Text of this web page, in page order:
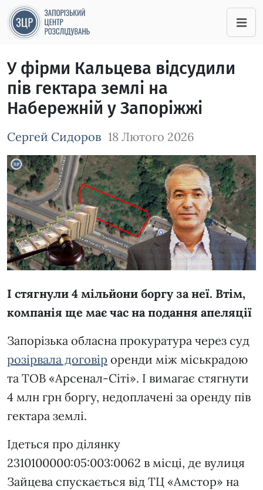
У фірми Кальцева відсудили
пів гектара землі на
Набережній у Запоріжжі
Сергей Сидоров 18 Лютого 2026
Зображення завантажується
І стягнули 4 мільйони боргу за неї. Втім,
компанія ще має час на подання апеляції
Запорізька обласна прокуратура через суд
розірвала договір оренди між міськрадою
та ТОВ «Арсенал-Сіті». І вимагає стягнути
4 млн грн боргу, недоплачені за оренду пів
гектара землі.
Ідеться про ділянку
2310100000:05:003:0062 в місці, де вулиця
Зайцева спускається від ТЦ «Амстор» на